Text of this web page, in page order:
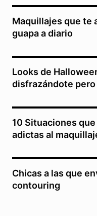
Maquillajes que te
guapa a diario
Looks de
disfrazándote
10 Situaciones
adictas al
Chicas a las que
contouring